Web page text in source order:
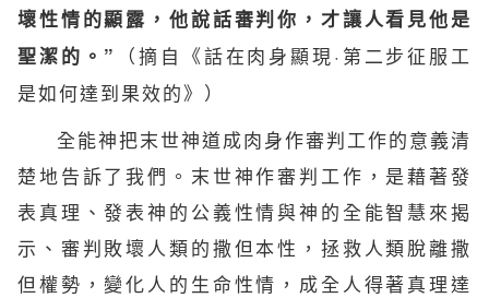
壞性情的顯露，他說話審判你，才讓人看見他是
聖潔的。”
（摘自《話在肉身顯現·第二步征服工
是如何達到果效的》）
全能神把末世神道成肉身作審判工作的意義清
楚地告訴了我們。末世神作審判工作，是藉著發
表真理、發表神的公義性情與神的全能智慧來揭
示、審判敗壞人類的撒但本性，拯救人類脫離撒
但權勢，變化人的生命性情，成全人得著真理達